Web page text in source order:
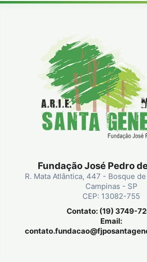
Fundação José Pedro
R. Mata Atlântica, 447 - Bosque
Campinas - SP
CEP: 13082-755
Contato: (19) 3749-
Email: